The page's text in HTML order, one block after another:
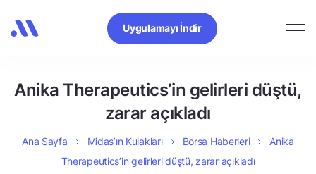
Uygulamayı İndir
Anika Therapeutics’in gelirleri düştü,
zarar açıkladı
Ana Sayfa Midas’ın Kulakları Borsa Haberleri
Anika
Therapeutics’in gelirleri düştü, zarar açıkladı